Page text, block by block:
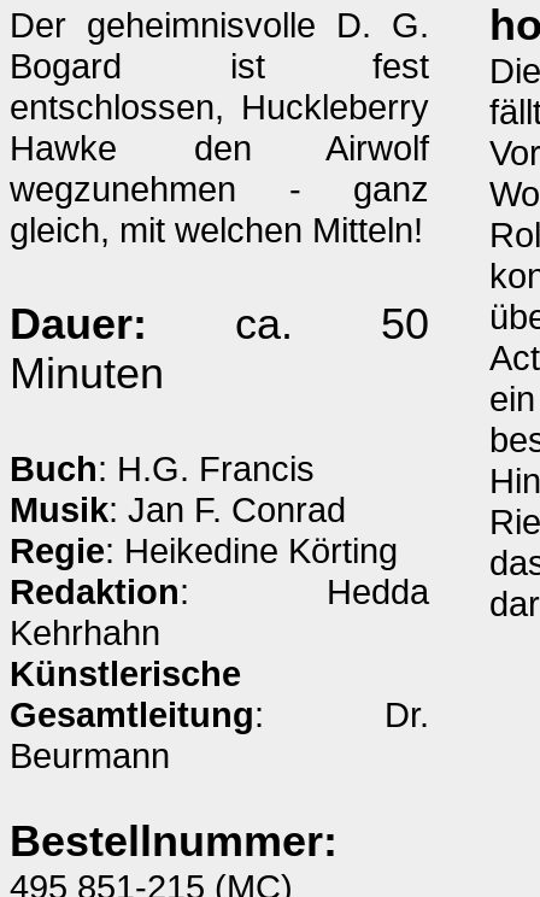
Der geheimnisvolle D. G.
Bogard ist fest
entschlossen, Huckleberry
Hawke den Airwolf
wegzunehmen - ganz
gleich, mit welchen Mitteln!
Dauer: ca. 50
Minuten
Buch: H.G. Francis
Musik: Jan F. Conrad
Regie: Heikedine Körting
Redaktion: Hedda
Kehrhahn
Künstlerische
Gesamtleitung: Dr.
Beurmann
Bestellnummer:
495 851-215 (MC)